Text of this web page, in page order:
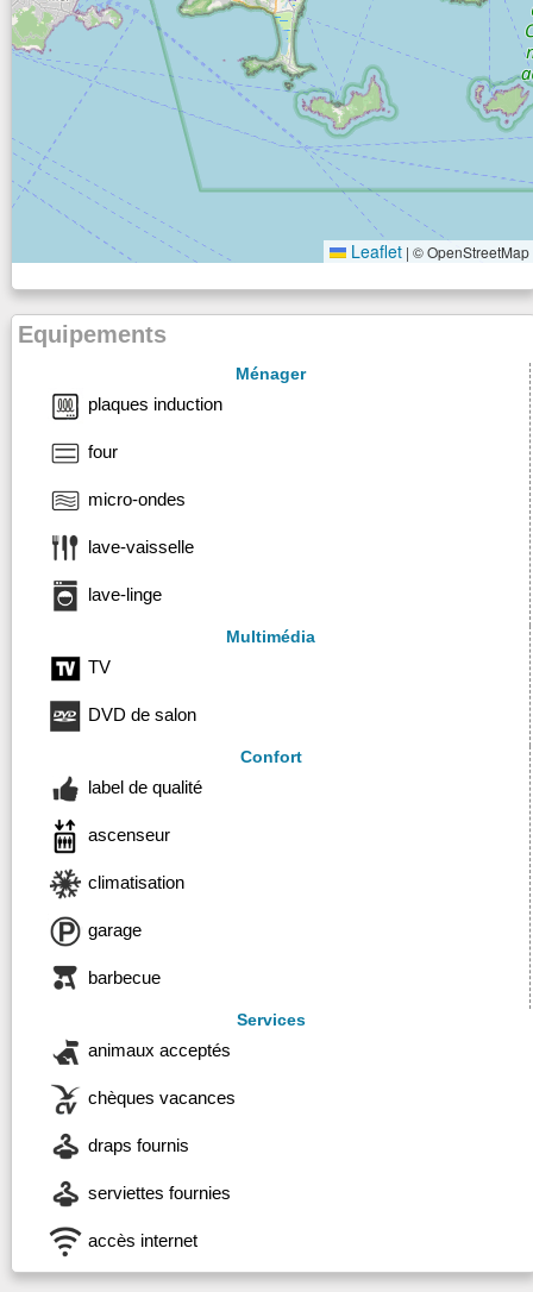
Leaflet | © OpenStreetMap
Equipements
Ménager
plaques induction
four
micro-ondes
lave-vaisselle
lave-linge
Multimédia
TV
DVD de salon
Confort
label de qualité
ascenseur
climatisation
garage
barbecue
Services
animaux acceptés
chèques vacances
draps fournis
serviettes fournies
accès internet